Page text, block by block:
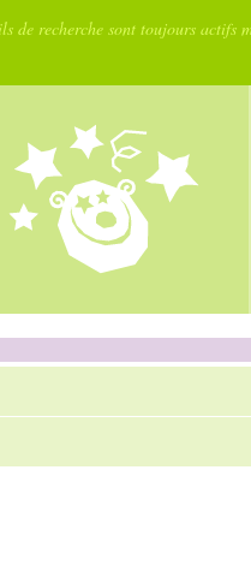
de recherche sont toujours actifs